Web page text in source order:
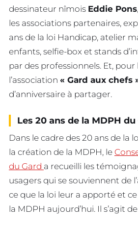
dessinateur nîmois Eddie Pons
les associations partenaires,
ans de la loi Handicap, atelier
enfants, selfie-box et stands
par des professionnels. Et,
l’association « Gard aux chefs
d’anniversaire à partager.
Les 20 ans de la MDPH du
Dans le cadre des 20 ans de la
la création de la MDPH, le
du Gard a recueilli les
usagers qui se souviennent de
ce que la loi leur a apporté et
la MDPH aujourd’hui. Il s’agit de